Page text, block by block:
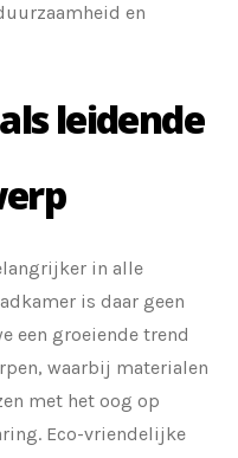
en
leidende
in alle
is daar geen
een groeiende trend
waarbij materialen
met het oog op
Eco-vriendelijke